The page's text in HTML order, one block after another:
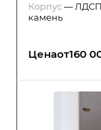
Корпус—
камень
Ценаот160